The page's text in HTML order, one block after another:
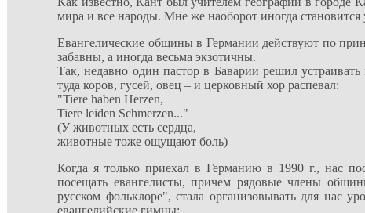
мира и все народы. Мне же наоборот иногда
Евангелические общины в Германии действуют по
забавны, а иногда весьма экзотичны.
Так, недавно один пастор в Баварии решил
туда коров, гусей, овец – и церковный хор распевал:
"Tiere haben Herzen,
Tiere leiden Schmerzen..."
(У животных есть сердца,
животные тоже ощущают боль)
Когда я только приехал в Германию в 1990 г., нас
посещать евангелисты, причем рядовые члены
русском фольклоре", стала организовывать для нас
евангелийские гимны: